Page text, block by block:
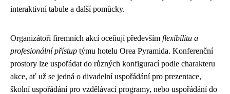
interaktivní tabule a další pomůcky.
Organizátoři firemních akcí oceňují především flexibilitu a
profesionální přístup týmu hotelu Orea Pyramida. Konferenční
prostory lze uspořádat do různých konfigurací podle charakteru
akce, ať už se jedná o divadelní uspořádání pro prezentace,
školní uspořádání pro vzdělávací programy, nebo uspořádání do